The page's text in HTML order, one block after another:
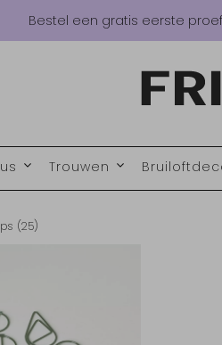
Bestel een gratis eerste
Trouwen
(25)